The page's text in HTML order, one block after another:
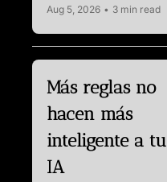
Aug 5, 2026 • 3 min read
Más reglas no
hacen más
inteligente a tu
IA